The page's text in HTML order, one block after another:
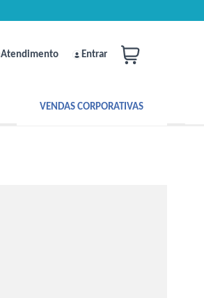
Atendimento Entrar
VENDAS CORPORATIVAS